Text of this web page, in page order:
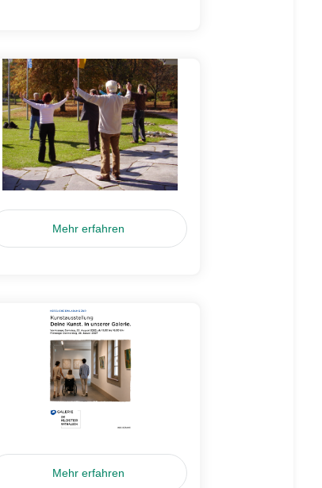
Mehr erfahren
Mehr erfahren